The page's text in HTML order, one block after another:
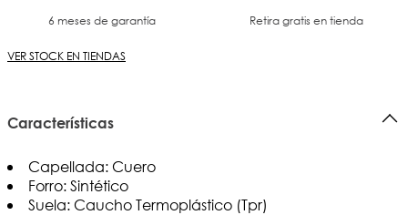
6 meses de garantía
Retira gratis en tienda
VER STOCK EN TIENDAS
Características
Capellada: Cuero
Forro: Sintético
Suela: Caucho Termoplástico (Tpr)